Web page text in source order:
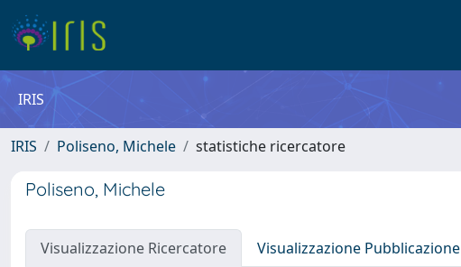
IRIS
IRIS Poliseno, Michele statistiche ricercatore
Poliseno, Michele
Visualizzazione Ricercatore Visualizzazione Pubblicazione